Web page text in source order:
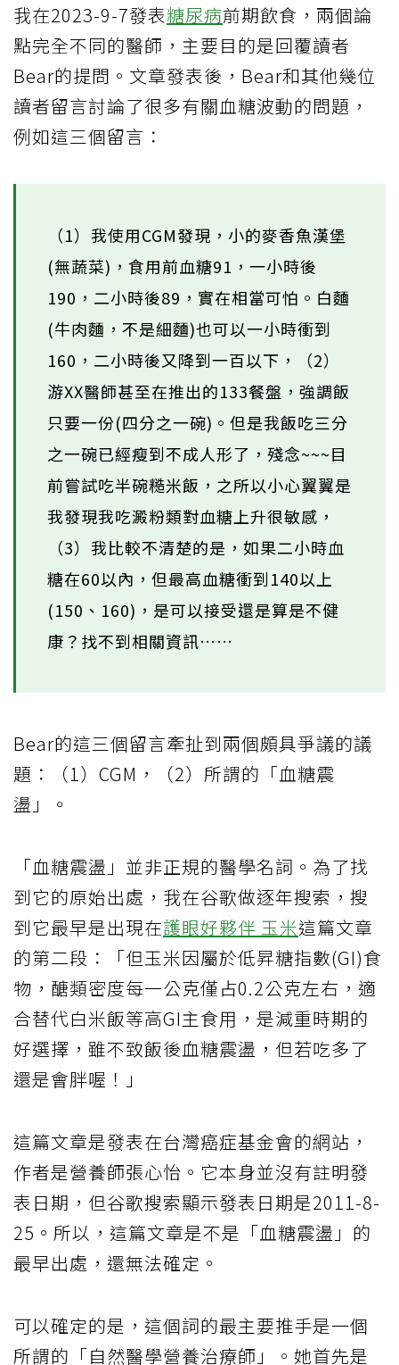
我在2023-9-7發表糖尿病前期飲食，兩個論
點完全不同的醫師，主要目的是回覆讀者
Bear的提問。文章發表後，Bear和其他幾位
讀者留言討論了很多有關血糖波動的問題，
例如這三個留言：
（1）我使用CGM發現，小的麥香魚漢堡
(無蔬菜)，食用前血糖91，一小時後
190，二小時後89，實在相當可怕。白麵
(牛肉麵，不是細麵)也可以一小時衝到
160，二小時後又降到一百以下，（2）
游XX醫師甚至在推出的133餐盤，強調飯
只要一份(四分之一碗)。但是我飯吃三分
之一碗已經瘦到不成人形了，殘念~~~目
前嘗試吃半碗糙米飯，之所以小心翼翼是
我發現我吃澱粉類對血糖上升很敏感，
（3）我比較不清楚的是，如果二小時血
糖在60以內，但最高血糖衝到140以上
(150、160)，是可以接受還是算是不健
康？找不到相關資訊……
Bear的這三個留言牽扯到兩個頗具爭議的議
題：（1）CGM，（2）所謂的「血糖震
盪」。
「血糖震盪」並非正規的醫學名詞。為了找
到它的原始出處，我在谷歌做逐年搜索，搜
到它最早是出現在護眼好夥伴 玉米這篇文章
的第二段：「但玉米因屬於低昇糖指數(GI)食
物，醣類密度每一公克僅占0.2公克左右，適
合替代白米飯等高GI主食用，是減重時期的
好選擇，雖不致飯後血糖震盪，但若吃多了
還是會胖喔！」
這篇文章是發表在台灣癌症基金會的網站，
作者是營養師張心怡。它本身並沒有註明發
表日期，但谷歌搜索顯示發表日期是2011-8-
25。所以，這篇文章是不是「血糖震盪」的
最早出處，還無法確定。
可以確定的是，這個詞的最主要推手是一個
所謂的「自然醫學營養治療師」。她首先是